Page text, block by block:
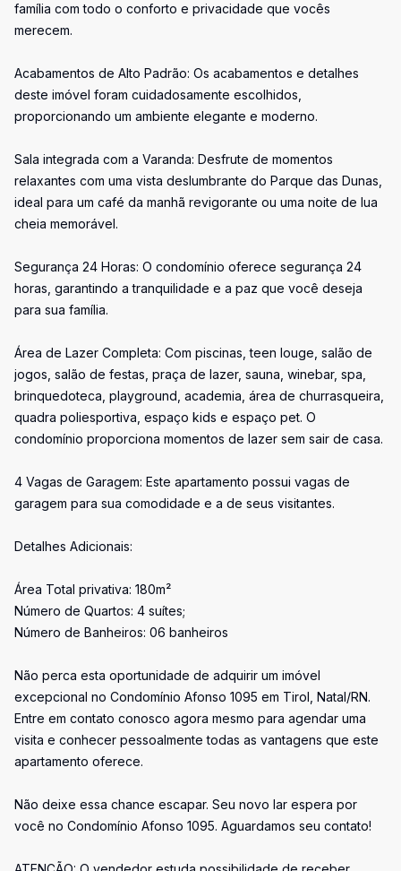
família com todo o conforto e privacidade que vocês
merecem.
Acabamentos de Alto Padrão: Os acabamentos e detalhes
deste imóvel foram cuidadosamente escolhidos,
proporcionando um ambiente elegante e moderno.
Sala integrada com a Varanda: Desfrute de momentos
relaxantes com uma vista deslumbrante do Parque das Dunas,
ideal para um café da manhã revigorante ou uma noite de lua
cheia memorável.
Segurança 24 Horas: O condomínio oferece segurança 24
horas, garantindo a tranquilidade e a paz que você deseja
para sua família.
Área de Lazer Completa: Com piscinas, teen louge, salão de
jogos, salão de festas, praça de lazer, sauna, winebar, spa,
brinquedoteca, playground, academia, área de churrasqueira,
quadra poliesportiva, espaço kids e espaço pet. O
condomínio proporciona momentos de lazer sem sair de casa.
4 Vagas de Garagem: Este apartamento possui vagas de
garagem para sua comodidade e a de seus visitantes.
Detalhes Adicionais:
Área Total privativa: 180m²
Número de Quartos: 4 suítes;
Número de Banheiros: 06 banheiros
Não perca esta oportunidade de adquirir um imóvel
excepcional no Condomínio Afonso 1095 em Tirol, Natal/RN.
Entre em contato conosco agora mesmo para agendar uma
visita e conhecer pessoalmente todas as vantagens que este
apartamento oferece.
Não deixe essa chance escapar. Seu novo lar espera por
você no Condomínio Afonso 1095. Aguardamos seu contato!